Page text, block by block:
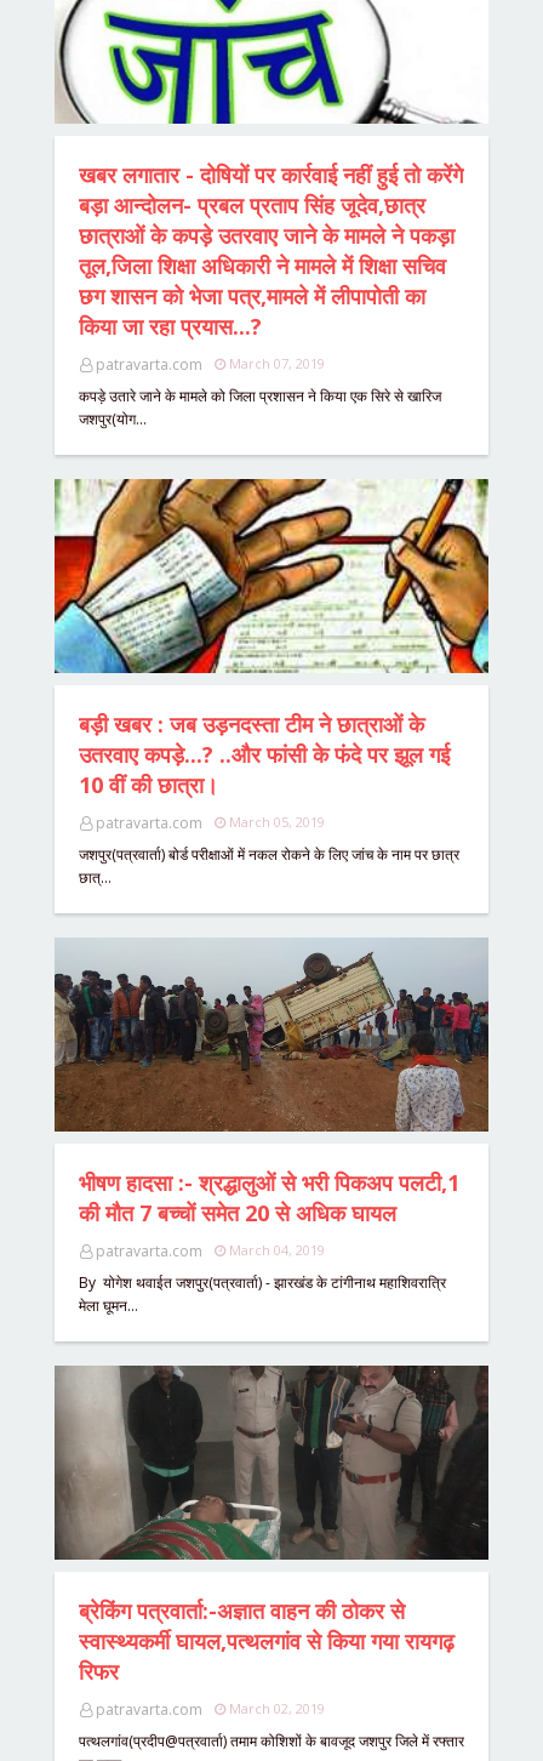
खबर लगातार - दोषियों पर कार्रवाई नहीं हुई तो करेंगे
बड़ा आन्दोलन- प्रबल प्रताप सिंह जूदेव,छात्र
छात्राओं के कपड़े उतरवाए जाने के मामले ने पकड़ा
तूल,जिला शिक्षा अधिकारी ने मामले में शिक्षा सचिव
छग शासन को भेजा पत्र,मामले में लीपापोती का
किया जा रहा प्रयास...?
patravarta.com March 07, 2019
कपड़े उतारे जाने के मामले को जिला प्रशासन ने किया एक सिरे से खारिज
जशपुर(योग…
बड़ी खबर : जब उड़नदस्ता टीम ने छात्राओं के
उतरवाए कपड़े...? ..और फांसी के फंदे पर झूल गई
10 वीं की छात्रा।
patravarta.com March 05, 2019
जशपुर(पत्रवार्ता) बोर्ड परीक्षाओं में नकल रोकने के लिए जांच के नाम पर छात्र
छात्…
भीषण हादसा :- श्रद्धालुओं से भरी पिकअप पलटी,1
की मौत 7 बच्चों समेत 20 से अधिक घायल
patravarta.com March 04, 2019
By योगेश थवाईत जशपुर(पत्रवार्ता) - झारखंड के टांगीनाथ महाशिवरात्रि
मेला घूमन…
ब्रेकिंग पत्रवार्ता:-अज्ञात वाहन की ठोकर से
स्वास्थ्यकर्मी घायल,पत्थलगांव से किया गया रायगढ़
रिफर
patravarta.com March 02, 2019
पत्थलगांव(प्रदीप@पत्रवार्ता) तमाम कोशिशों के बावजूद जशपुर जिले में रफ्तार